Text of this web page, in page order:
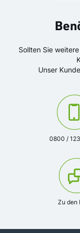
Sollten Sie
Unser
0800 /
Zu den